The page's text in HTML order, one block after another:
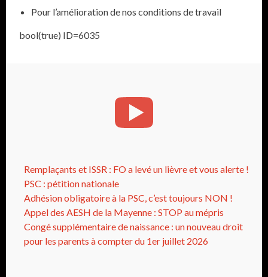
Pour l’amélioration de nos conditions de travail
bool(true) ID=6035
Remplaçants et ISSR : FO a levé un lièvre et vous alerte !
PSC : pétition nationale
Adhésion obligatoire à la PSC, c’est toujours NON !
Appel des AESH de la Mayenne : STOP au mépris
Congé supplémentaire de naissance : un nouveau droit
pour les parents à compter du 1er juillet 2026